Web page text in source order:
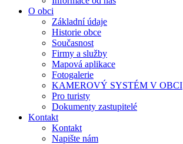
O obci
Základní údaje
Historie obce
Současnost
Firmy a služby
Mapová aplikace
Fotogalerie
KAMEROVÝ SYSTÉM V OBCI
Pro turisty
Dokumenty zastupitelé
Kontakt
Kontakt
Napište nám